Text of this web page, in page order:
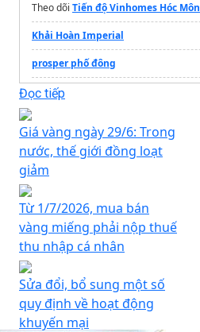
Theo dõi Tiến độ Vinhomes Hóc Môn
Khải Hoàn Imperial
prosper phố đông
dự án Hồng Hạc City
Theo dõiVinhomes Olympic Hà Nội
Đọc tiếp
Giá vàng ngày 29/6: Trong
nước, thế giới đồng loạt
giảm
Từ 1/7/2026, mua bán
vàng miếng phải nộp thuế
thu nhập cá nhân
Sửa đổi, bổ sung một số
quy định về hoạt động
khuyến mại